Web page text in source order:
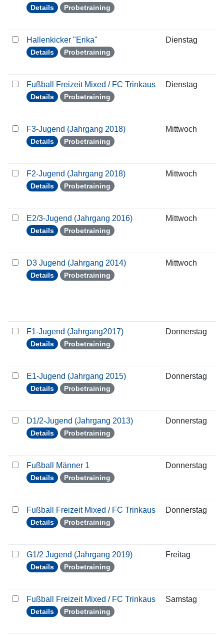
Details Probetraining
Hallenkicker "Erika"
Details Probetraining
Dienstag
Fußball Freizeit Mixed / FC Trinkaus
Details Probetraining
Dienstag
F3-Jugend (Jahrgang 2018)
Details Probetraining
Mittwoch
F2-Jugend (Jahrgang 2018)
Details Probetraining
Mittwoch
E2/3-Jugend (Jahrgang 2016)
Details Probetraining
Mittwoch
D3 Jugend (Jahrgang 2014)
Details Probetraining
Mittwoch
F1-Jugend (Jahrgang2017)
Details Probetraining
Donnerstag
E1-Jugend (Jahrgang 2015)
Details Probetraining
Donnerstag
D1/2-Jugend (Jahrgang 2013)
Details Probetraining
Donnerstag
Fußball Männer 1
Details Probetraining
Donnerstag
Fußball Freizeit Mixed / FC Trinkaus
Details Probetraining
Donnerstag
G1/2 Jugend (Jahrgang 2019)
Details Probetraining
Freitag
Fußball Freizeit Mixed / FC Trinkaus
Details Probetraining
Samstag